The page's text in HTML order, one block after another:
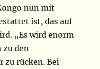
nun mit
ist, das auf
„Es wird enorm
zu den
zu rücken. Bei